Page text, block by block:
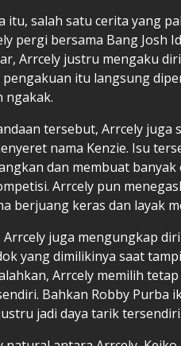
itu, salah satu cerita yang
pergi bersama Bang Josh
Arrcely justru mengaku
itu langsung
ngakak.
tersebut, Arrcely
nama Kenzie. Isu
dan membuat
Arrcely pun
berjuang keras dan layak
Arrcely juga mengungkap
yang dimilikinya saat
Arrcely memilih
Bahkan Robby Purba
jadi daya tarik tersendiri.